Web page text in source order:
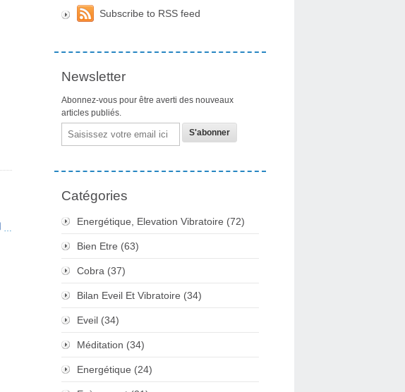
…
Subscribe to RSS feed
Newsletter
Abonnez-vous pour être averti des nouveaux
articles publiés.
Email
Catégories
Energétique, Elevation Vibratoire (72)
Bien Etre (63)
Cobra (37)
Bilan Eveil Et Vibratoire (34)
Eveil (34)
Méditation (34)
Energétique (24)